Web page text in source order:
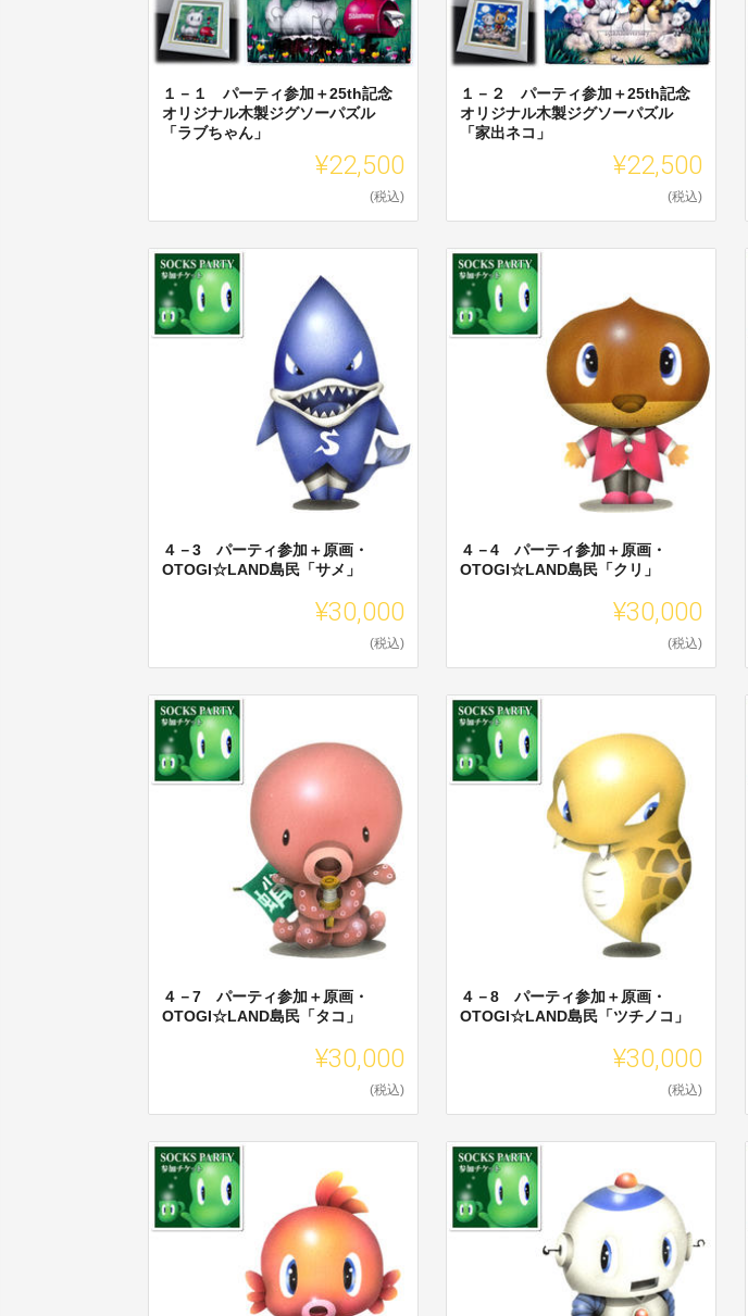
１－１ パーティ参加＋25th記念
オリジナル木製ジグソーパズル
「ラブちゃん」
¥22,500
(税込)
１－２ パーティ参加＋25th記念
オリジナル木製ジグソーパズル
「家出ネコ」
¥22,500
(税込)
４－3 パーティ参加＋原画・
OTOGI☆LAND島民「サメ」
¥30,000
(税込)
４－4 パーティ参加＋原画・
OTOGI☆LAND島民「クリ」
¥30,000
(税込)
４－7 パーティ参加＋原画・
OTOGI☆LAND島民「タコ」
¥30,000
(税込)
４－8 パーティ参加＋原画・
OTOGI☆LAND島民「ツチノコ」
¥30,000
(税込)